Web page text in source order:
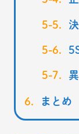
まとめ